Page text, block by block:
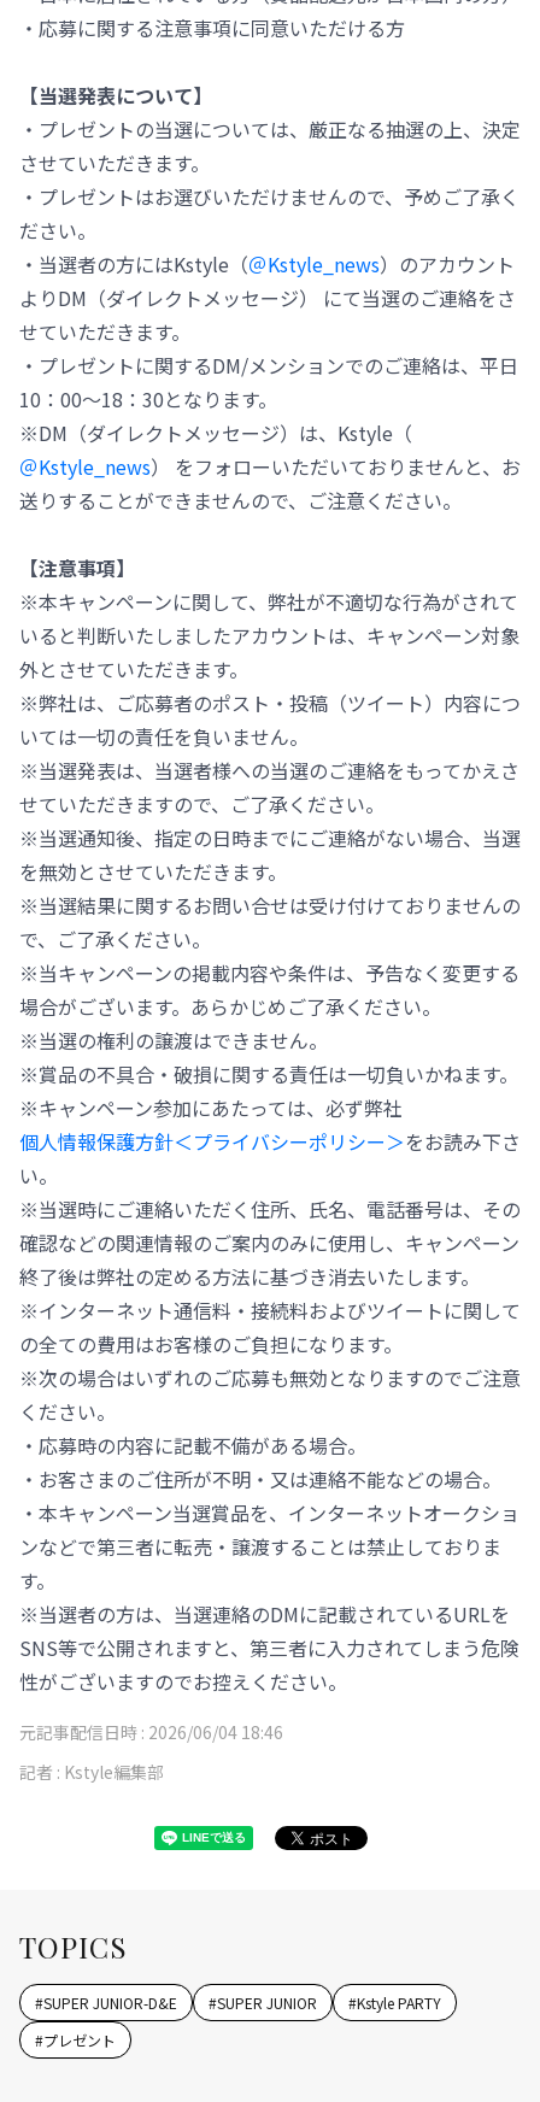
・応募に関する注意事項に同意いただける方
【当選発表について】
・プレゼントの当選については、厳正なる抽選の上、決定
させていただきます。
・プレゼントはお選びいただけませんので、予めご了承く
ださい。
・当選者の方にはKstyle（＠Kstyle_news）のアカウント
よりDM（ダイレクトメッセージ） にて当選のご連絡をさ
せていただきます。
・プレゼントに関するDM/メンションでのご連絡は、平日
10：00～18：30となります。
※DM（ダイレクトメッセージ）は、Kstyle（
＠Kstyle_news） をフォローいただいておりませんと、お
送りすることができませんので、ご注意ください。
【注意事項】
※本キャンペーンに関して、弊社が不適切な行為がされて
いると判断いたしましたアカウントは、キャンペーン対象
外とさせていただきます。
※弊社は、ご応募者のポスト・投稿（ツイート）内容につ
いては一切の責任を負いません。
※当選発表は、当選者様への当選のご連絡をもってかえさ
せていただきますので、ご了承ください。
※当選通知後、指定の日時までにご連絡がない場合、当選
を無効とさせていただきます。
※当選結果に関するお問い合せは受け付けておりませんの
で、ご了承ください。
※当キャンペーンの掲載内容や条件は、予告なく変更する
場合がございます。あらかじめご了承ください。
※当選の権利の譲渡はできません。
※賞品の不具合・破損に関する責任は一切負いかねます。
※キャンペーン参加にあたっては、必ず弊社
個人情報保護方針＜プライバシーポリシー＞をお読み下さ
い。
※当選時にご連絡いただく住所、氏名、電話番号は、その
確認などの関連情報のご案内のみに使用し、キャンペーン
終了後は弊社の定める方法に基づき消去いたします。
※インターネット通信料・接続料およびツイートに関して
の全ての費用はお客様のご負担になります。
※次の場合はいずれのご応募も無効となりますのでご注意
ください。
・応募時の内容に記載不備がある場合。
・お客さまのご住所が不明・又は連絡不能などの場合。
・本キャンペーン当選賞品を、インターネットオークショ
ンなどで第三者に転売・譲渡することは禁止しておりま
す。
※当選者の方は、当選連絡のDMに記載されているURLを
SNS等で公開されますと、第三者に入力されてしまう危険
性がございますのでお控えください。
元記事配信日時 : 2026/06/04 18:46
記者 : Kstyle編集部
TOPICS
#SUPER JUNIOR-D&E #SUPER JUNIOR #Kstyle PARTY
#プレゼント